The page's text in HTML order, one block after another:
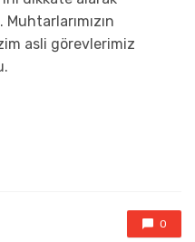
asli görevlerimiz
0